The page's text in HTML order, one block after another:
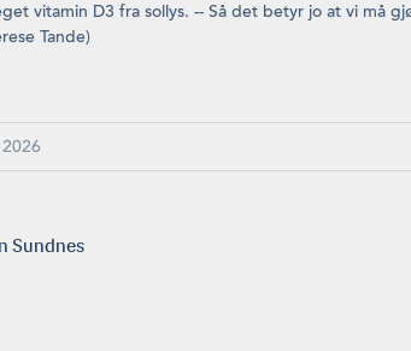
vitamin D3 fra sollys. -- Så det betyr jo at vi må
Tande)
Sundnes